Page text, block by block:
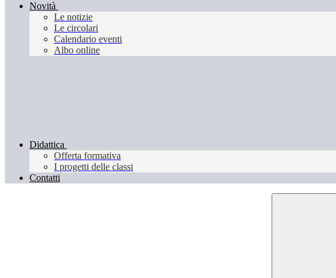
Novità
Le notizie
Le circolari
Calendario eventi
Albo online
Didattica
Offerta formativa
I progetti delle classi
Contatti